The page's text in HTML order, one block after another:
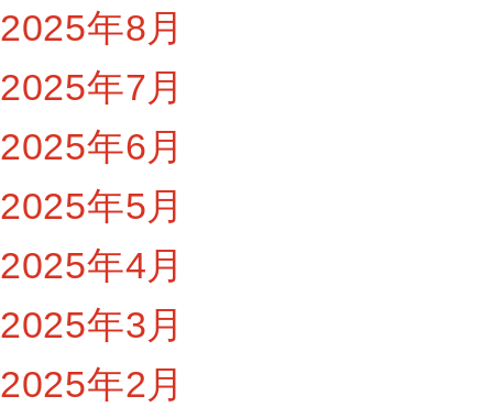
2025年8月
2025年7月
2025年6月
2025年5月
2025年4月
2025年3月
2025年2月